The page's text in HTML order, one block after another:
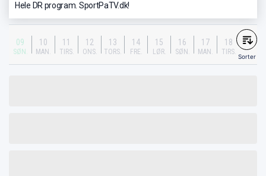
Hele DR program. SportPaTV.dk!
09
SØN.
10
MAN.
11
TIRS.
12
ONS.
13
TORS.
14
FRE.
15
LØR.
16
SØN.
17
MAN.
18
TIRS.
Sorter